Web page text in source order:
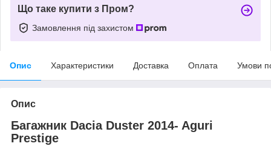
Що таке купити з Пром?
Замовлення під захистом
Опис Характеристики Доставка Оплата Умови
Опис
Багажник Dacia Duster 2014- Aguri
Prestige